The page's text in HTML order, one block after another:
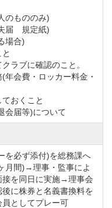
のもののみ)
届 規定紙)
場合)
ラブに確認のこと。
会費・ロッカー料金・
おくこと
会届等)について
を必ず添付)を総務課へ
月間)→理事・監事によ
接を同日に実施→理事会
に株券と名義書換料を
としてプレー可